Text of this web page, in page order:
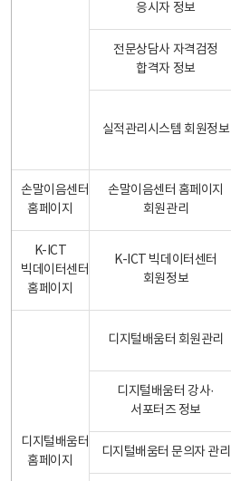
응시자 정보
전문상담사 자격검정
합격자 정보
실적관리시스템 회원정보
손말이음센터
홈페이지
손말이음센터 홈페이지
회원관리
K-ICT
빅데이터센터
홈페이지
K-ICT 빅데이터센터
회원정보
디지털배움터
홈페이지
디지털배움터 회원관리
디지털배움터 강사·
서포터즈 정보
디지털배움터 문의자 관리